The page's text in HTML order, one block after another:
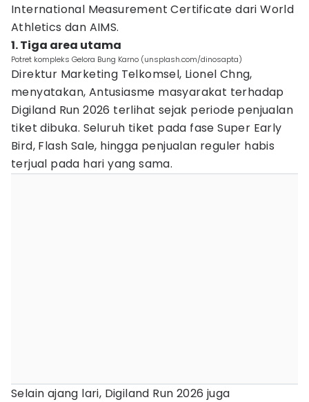
International Measurement Certificate dari World
Athletics dan AIMS.
1. Tiga area utama
Potret kompleks Gelora Bung Karno (unsplash.com/dinosapta)
Direktur Marketing Telkomsel, Lionel Chng,
menyatakan, Antusiasme masyarakat terhadap
Digiland Run 2026 terlihat sejak periode penjualan
tiket dibuka. Seluruh tiket pada fase Super Early
Bird, Flash Sale, hingga penjualan reguler habis
terjual pada hari yang sama.
Selain ajang lari, Digiland Run 2026 juga